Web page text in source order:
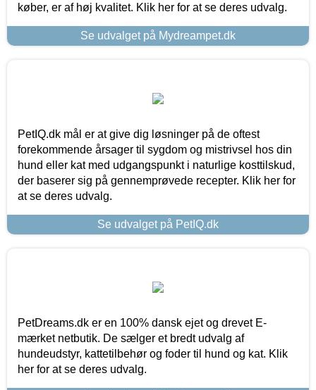
køber, er af høj kvalitet. Klik her for at se deres udvalg.
Se udvalget på Mydreampet.dk
PetIQ.dk mål er at give dig løsninger på de oftest
forekommende årsager til sygdom og mistrivsel hos din
hund eller kat med udgangspunkt i naturlige kosttilskud,
der baserer sig på gennemprøvede recepter. Klik her for
at se deres udvalg.
Se udvalget på PetIQ.dk
PetDreams.dk er en 100% dansk ejet og drevet E-
mærket netbutik. De sælger et bredt udvalg af
hundeudstyr, kattetilbehør og foder til hund og kat. Klik
her for at se deres udvalg.